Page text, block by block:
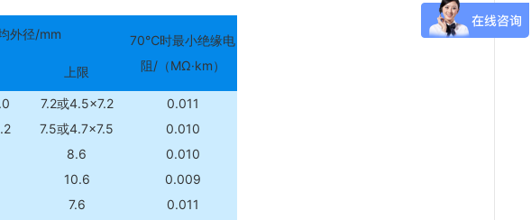
外径/mm
70℃时最小绝缘电
阻/（MΩ·km）
上限
7.2或4.5×7.2
0.011
7.5或4.7×7.5
0.010
8.6
0.010
10.6
0.009
7.6
0.011